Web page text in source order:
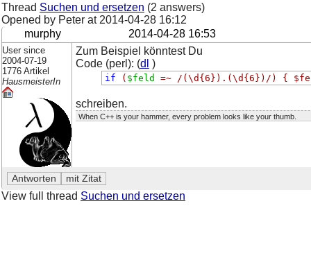
Thread Suchen und ersetzen (2 answers)
Opened by Peter at 2014-04-28 16:12
murphy
2014-04-28 16:53
User since
2004-07-19
1776 Artikel
HausmeisterIn
Zum Beispiel könntest Du
Code (perl): (dl )
if ( $feld =~ /(\d{6}).(\d{6})/) {
schreiben.
When C++ is your hammer, every problem looks like your thumb.
View full thread Suchen und ersetzen